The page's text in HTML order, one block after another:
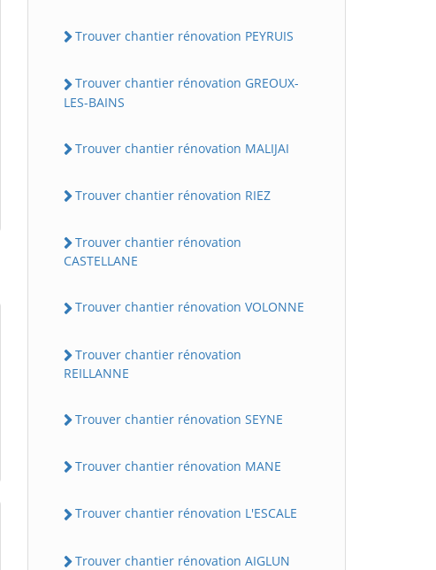
Trouver chantier rénovation PEYRUIS
Trouver chantier rénovation GREOUX-
LES-BAINS
Trouver chantier rénovation MALIJAI
Trouver chantier rénovation RIEZ
Trouver chantier rénovation
CASTELLANE
Trouver chantier rénovation VOLONNE
Trouver chantier rénovation
REILLANNE
Trouver chantier rénovation SEYNE
Trouver chantier rénovation MANE
Trouver chantier rénovation L'ESCALE
Trouver chantier rénovation AIGLUN